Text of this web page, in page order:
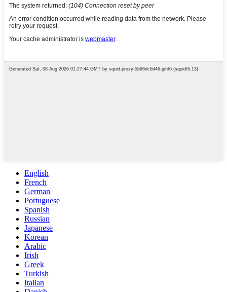
English
French
German
Portuguese
Spanish
Russian
Japanese
Korean
Arabic
Irish
Greek
Turkish
Italian